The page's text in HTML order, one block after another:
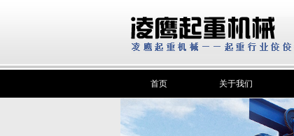
首页 关于我们